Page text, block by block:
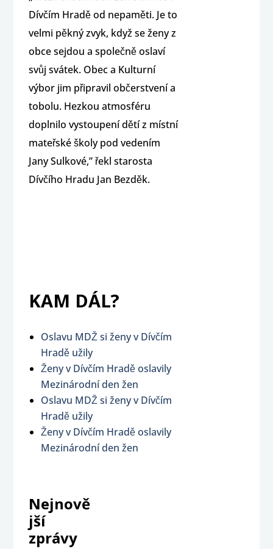
Dívčím Hradě od nepaměti. Je to
velmi pěkný zvyk, když se ženy z
obce sejdou a společně oslaví
svůj svátek. Obec a Kulturní
výbor jim připravil občerstvení a
tobolu. Hezkou atmosféru
doplnilo vystoupení dětí z místní
mateřské školy pod vedením
Jany Sulkové,” řekl starosta
Dívčího Hradu Jan Bezděk.
KAM DÁL?
Oslavu MDŽ si ženy v Dívčím
Hradě užily
Ženy v Dívčím Hradě oslavily
Mezinárodní den žen
Oslavu MDŽ si ženy v Dívčím
Hradě užily
Ženy v Dívčím Hradě oslavily
Mezinárodní den žen
Nejnově
jší
zprávy